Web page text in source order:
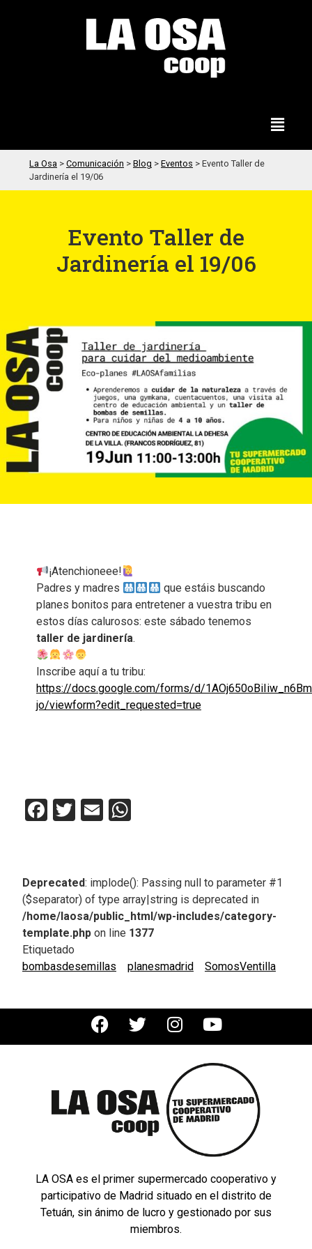
La Osa > Comunicación > Blog > Eventos > Evento Taller de
Jardinería el 19/06
Evento Taller de
Jardinería el 19/06
¡Atenchioneee!
Padres y madres
que estáis buscando
planes bonitos para entretener a vuestra tribu en
estos días calurosos: este sábado tenemos
taller de jardinería.
Inscribe aquí a tu tribu:
https://docs.google.com/forms/d/
jo/viewform?edit_requested=true
Facebook
Twitter
Email
Deprecated: implode(): Passing null to parameter #1
($separator) of type array|string is deprecated in
/home/laosa/public_html/wp-includes/category-
template.php on line 1377
Etiquetado
bombasdesemillas
planesmadrid SomosVentilla
LA OSA es el primer supermercado cooperativo y
participativo de Madrid situado en el distrito de
Tetuán, sin ánimo de lucro y gestionado por sus
miembros.